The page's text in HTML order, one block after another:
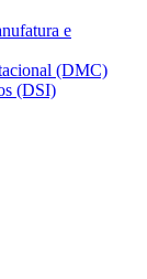
e
(DMC)
(DSI)